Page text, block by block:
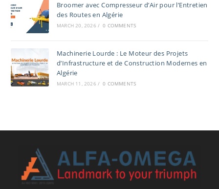
Broomer avec Compresseur d’Air pour l’Entretien
des Routes en Algérie
MARCH 20, 2026 / 0 COMMENTS
Machinerie Lourde : Le Moteur des Projets
d’Infrastructure et de Construction Modernes en
Algérie
MARCH 11, 2026 / 0 COMMENTS